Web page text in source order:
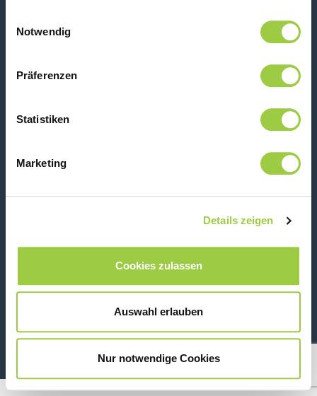
Keine Panik, Sie können Ihre Auswahl auch jederzeit auf
Notwendig
Präferenzen
Statistiken
Marketing
Details zeigen
Cookies zulassen
Auswahl erlauben
Nur notwendige Cookies
Folge uns auf:
26 Rue des Coulons - 94360 Bry-sur-Marne - France
Rechtliche Informationen & Datenschutzhinweis